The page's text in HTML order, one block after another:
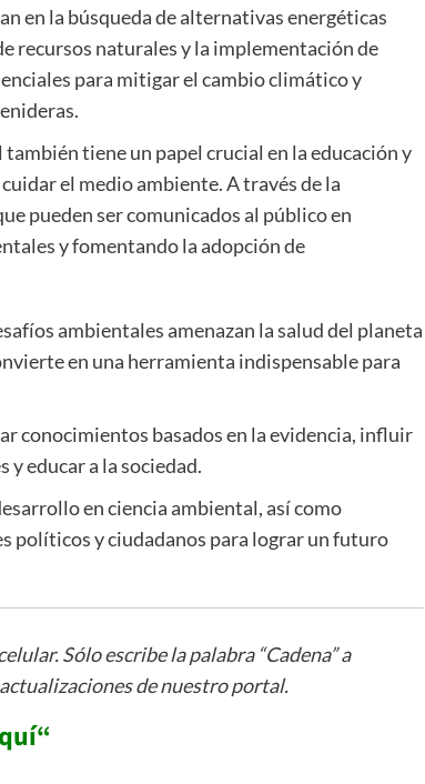
en la búsqueda de alternativas energéticas
recursos naturales y la implementación de
para mitigar el cambio climático y
tiene un papel crucial en la educación y
el medio ambiente. A través de la
pueden ser comunicados al público en
y fomentando la adopción de
ambientales amenazan la salud del planeta
en una herramienta indispensable para
conocimientos basados en la evidencia, influir
y educar a la sociedad.
en ciencia ambiental, así como
políticos y ciudadanos para lograr un futuro
Sólo escribe la palabra “Cadena” a
de nuestro portal.
“